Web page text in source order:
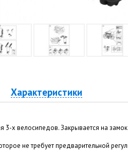
Характеристики
3-х велосипедов. Закрывается на
не требует предварительной